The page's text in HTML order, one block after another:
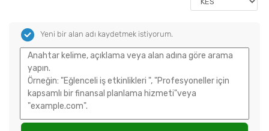
Yeni bir alan adı kaydetmek istiyorum.